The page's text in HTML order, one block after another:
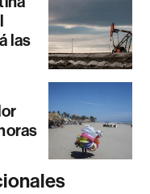
las